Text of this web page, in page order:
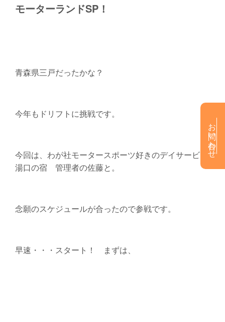
モーターランドSP！
青森県三戸だったかな？
今年もドリフトに挑戦です。
今回は、わが社モータースポーツ好きのデイサービス
湯口の宿 管理者の佐藤と。
念願のスケジュールが合ったので参戦です。
早速・・・スタート！ まずは、
お問い合わせ